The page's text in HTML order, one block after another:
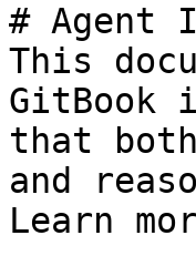
# Agent
This
GitBook
that
and
Learn